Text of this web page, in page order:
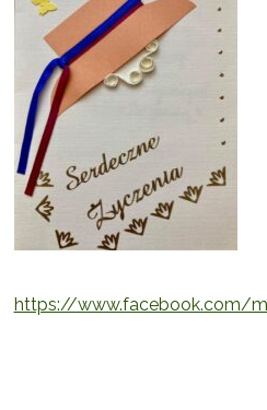
https://www.facebook.com/